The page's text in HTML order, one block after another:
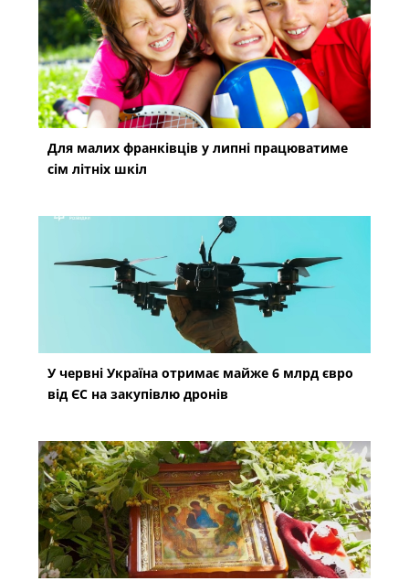
Для малих франківців у липні працюватиме
сім літніх шкіл
У червні Україна отримає майже 6 млрд євро
від ЄС на закупівлю дронів